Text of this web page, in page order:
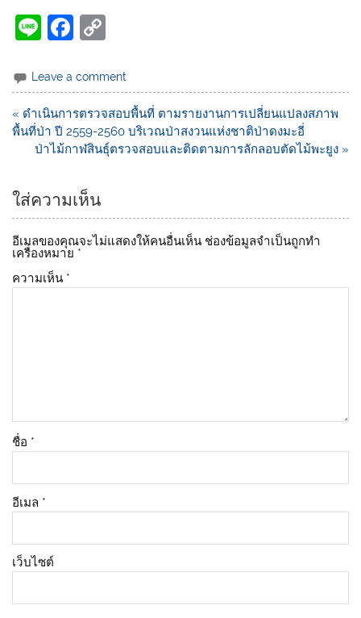
Li
e
F
c
e
b
o
o
k
p
y
Li
n
Leave a comment
« ดำเนินการตรวจสอบพื้นที่ ตามรายงานการเปลี่ยนแปลงสภาพ
พื้นที่ป่า ปี 2559-2560 บริเวณป่าสงวนแห่งชาติป่าดงมะอี่
ป่าไม้กาฬสินธุ์ตรวจสอบและติดตามการลักลอบตัดไม้พะยูง »
ใส่ความเห็น
อีเมลของคุณจะไม่แสดงให้คนอื่นเห็น ช่องข้อมูลจำเป็นถูกทำ
เครื่องหมาย *
ความเห็น *
ชื่อ *
อีเมล *
เว็บไซต์